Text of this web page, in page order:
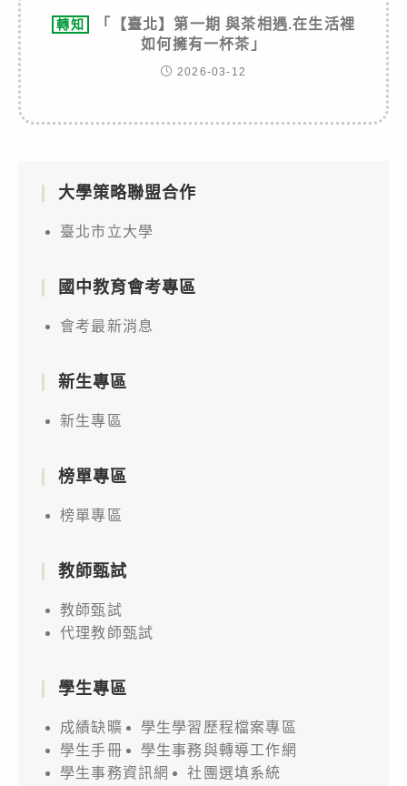
轉知
「【臺北】第一期 與茶相遇.在生活裡
如何擁有一杯茶」
2026-03-12
大學策略聯盟合作
臺北市立大學
國中教育會考專區
會考最新消息
新生專區
新生專區
榜單專區
榜單專區
教師甄試
教師甄試
代理教師甄試
學生專區
成績缺曠
學生學習歷程檔案專區
學生手冊
學生事務與轉導工作網
學生事務資訊網
社團選填系統